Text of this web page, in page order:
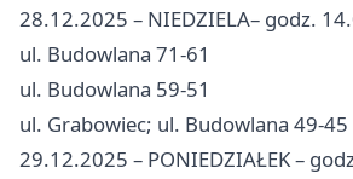
28.12.2025 – NIEDZIELA– godz.
ul. Budowlana 71-61
ul. Budowlana 59-51
ul. Grabowiec; ul. Budowlana 49-45
29.12.2025 – PONIEDZIAŁEK –